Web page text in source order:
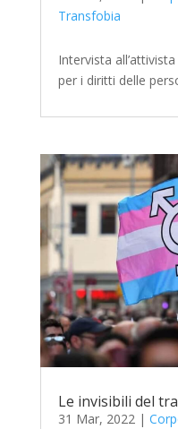
Transfobia
Intervista
per i diritti delle
Le invisibili del
31 Mar, 2022|